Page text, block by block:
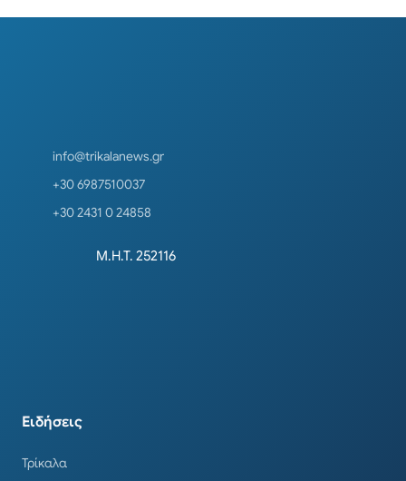
info@trikalanews.gr
+30 6987510037
+30 2431 0 24858
Μ.Η.Τ. 252116
Ειδήσεις
Τρίκαλα